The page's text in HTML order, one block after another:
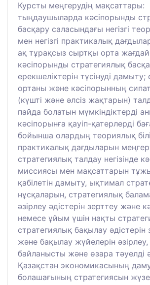
Курсты меңгерудің мақсаттары:
тыңдаушыларда кәсіпорынды
басқару саласындағы негізгі
мен негізгі практикалық
ақ тұрақсыз сыртқы орта
кәсіпорынды стратегиялық
ерекшеліктерін түсінуді
ортаны және кәсіпорынның
(күшті және әлсіз жақтарын)
пайда болатын мүмкіндіктерді
кәсіпорынға қауіп-қатерлерді
бойынша олардың теориялық
практикалық дағдыларын
стратегиялық талдау негізінде
миссиясы мен мақсаттарын
қабілетін дамыту, ықтимал
нұсқаларын, стратегиялық
әзірлеу әдістерін зерттеу және
немесе ұйым үшін нақты
стратегиялық бақылау әдістерін
және бақылау жүйелерін
байланысты және өзара тәуелді
Қазақстан экономикасының
болашағының стратегиясын